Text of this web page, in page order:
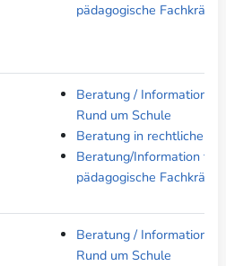
pädagogische Fachkräfte
Beratung / Informationen
Rund um Schule
Beratung in rechtlichen
Beratung/Information für
pädagogische Fachkräfte
Beratung / Informationen
Rund um Schule